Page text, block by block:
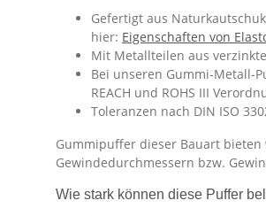
Gefertigt aus
hier: Eigenschaften von
Mit Metallteilen aus
Bei unseren Gummi-Metall-
REACH und ROHS III
Toleranzen nach DIN ISO
Gummipuffer dieser Bauart
Gewindedurchmessern bzw.
Wie stark können diese Puffer